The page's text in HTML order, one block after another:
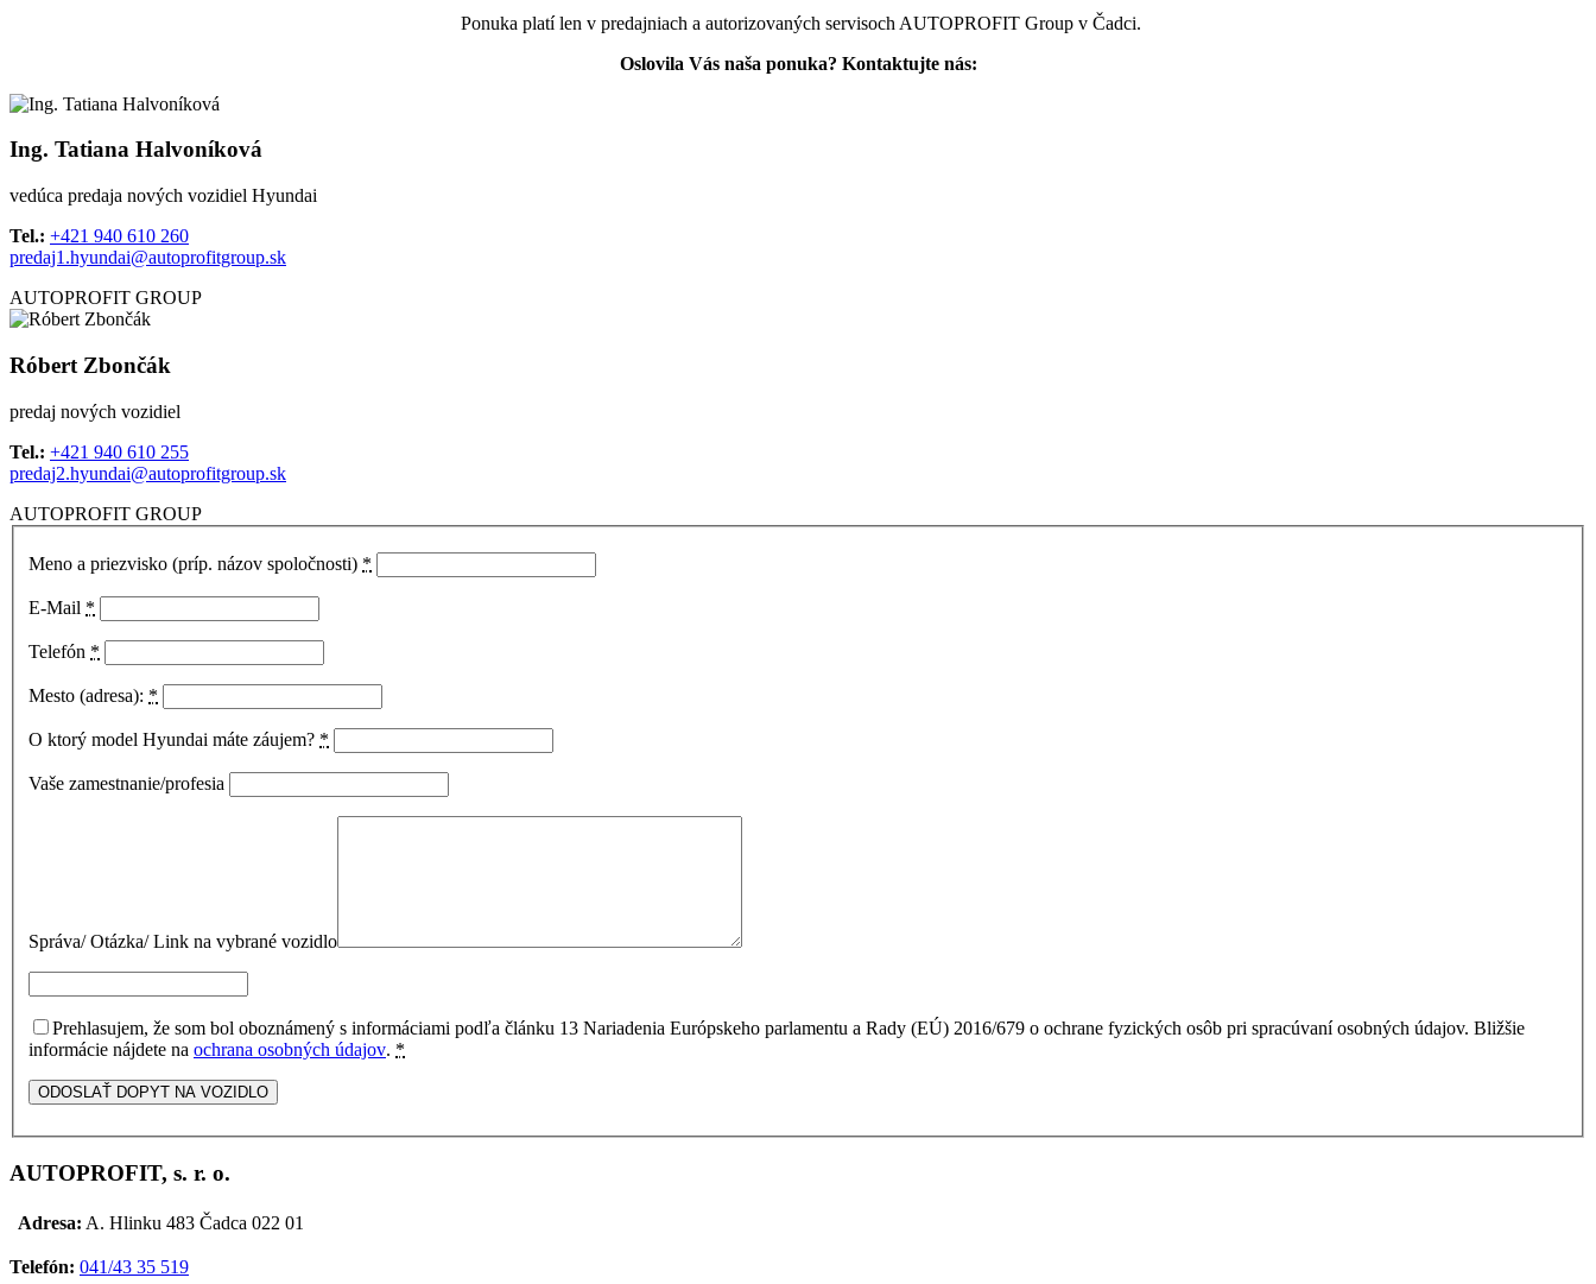
Ponuka platí len v predajniach a autorizovaných servisoch AUTOPROFIT Group v Čadci.
Oslovila Vás naša ponuka? Kontaktujte nás:
Ing. Tatiana Halvoníková
vedúca predaja nových vozidiel Hyundai
Tel.: +421 940 610 260
predaj1.hyundai@autoprofitgroup.sk
AUTOPROFIT GROUP
Róbert Zbončák
predaj nových vozidiel
Tel.: +421 940 610 255
predaj2.hyundai@autoprofitgroup.sk
AUTOPROFIT GROUP
Meno a priezvisko (príp. názov spoločnosti) *
E-Mail *
Telefón *
Mesto (adresa): *
O ktorý model Hyundai máte záujem? *
Vaše zamestnanie/profesia
Správa/ Otázka/ Link na vybrané vozidlo
Prehlasujem, že som bol oboznámený s informáciami podľa článku 13 Nariadenia Európskeho parlamentu a Rady (EÚ) 2016/679 o ochrane fyzických osôb pri spracúvaní osobných údajov. Bližšie
informácie nájdete na ochrana osobných údajov. *
AUTOPROFIT, s. r. o.
Adresa: A. Hlinku 483 Čadca 022 01
Telefón: 041/43 35 519